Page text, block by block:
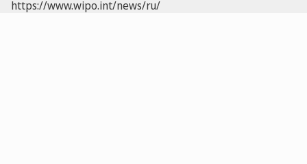
https://www.wipo.int/news/ru/